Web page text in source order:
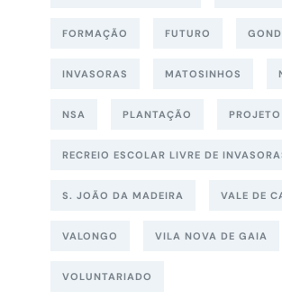
FORMAÇÃO FUTURO
INVASORAS MATOSINHOS
NSA PLANTAÇÃO
RECREIO ESCOLAR LIVRE DE
S. JOÃO DA MADEIRA VALE DE
VALONGO VILA NOVA DE GAIA
VOLUNTARIADO